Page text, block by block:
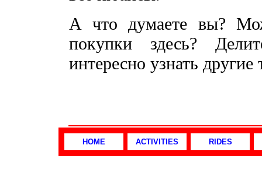
А что думаете вы?
покупки здесь?
интересно узнать другие
HOME ACTIVITIES RIDES